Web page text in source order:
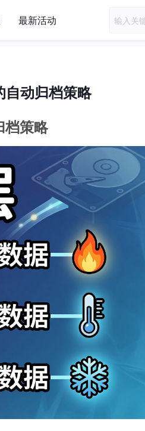
最新活动
自动归档策略
档策略